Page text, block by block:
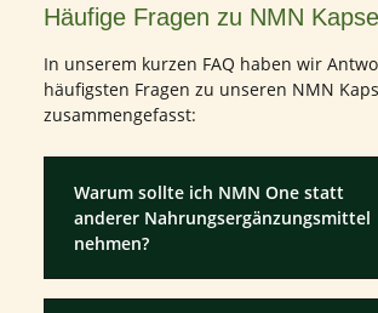
Häufige Fragen zu NMN
In unserem kurzen FAQ haben wir
häufigsten Fragen zu unseren NMN
zusammengefasst:
Warum sollte ich NMN One statt
anderer Nahrungsergänzungsmittel
nehmen?